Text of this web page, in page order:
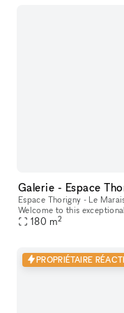
Espace Thorigny - Le
Welcome to this
in the heart of the 3rd
180 m2
PROPRIÉTAIRE